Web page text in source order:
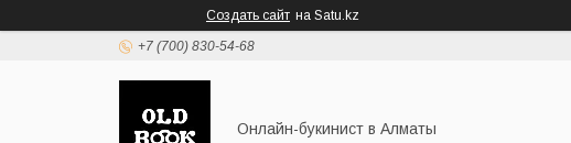
Создать сайт на Satu.kz
+7 (700) 830-54-68
Онлайн-букинист в Алматы